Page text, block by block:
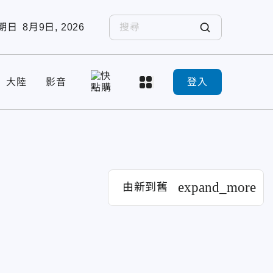
日 8月9日, 2026
大陸 影音 登入
由新到舊 expand_more